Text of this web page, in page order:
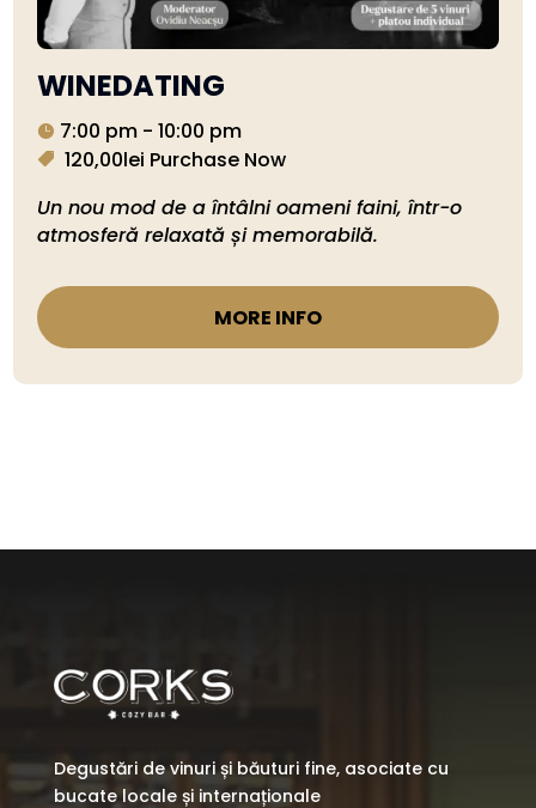
WINEDATING
7:00 pm - 10:00 pm
120,00lei Purchase Now
Un nou mod de a întâlni oameni faini, într-o
MORE INFO
Degustări de vinuri și băuturi fine, asociate cu
bucate locale și internaționale